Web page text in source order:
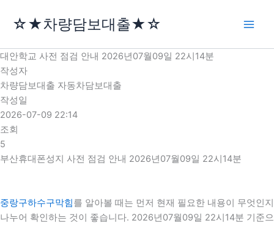
로
건
너
뛰
기
☆★차량담보대출★☆
대안학교 사전 점검 안내 2026년07월09일 22시14분
작성자
차량담보대출 자동차담보대출
작성일
2026-07-09 22:14
조회
5
부산휴대폰성지 사전 점검 안내 2026년07월09일 22시14분
중랑구하수구막힘를 알아볼 때는 먼저 현재 필요한 내용이 무엇인지
나누어 확인하는 것이 좋습니다. 2026년07월09일 22시14분 기준으